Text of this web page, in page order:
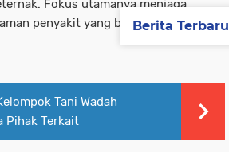
Fokus utamanya menjaga
penyakit yang bisa datang kapan
Tani Wadah
Pihak Terkait
Berita Terbaru